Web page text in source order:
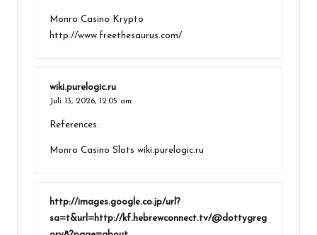
Monro Casino Krypto
http://www.freethesaurus.com/
wiki.purelogic.ru
Juli 13, 2026, 12:05 am
References:
Monro Casino Slots wiki.purelogic.ru
http://images.google.co.jp/url?
sa=t&url=http://kf.hebrewconnect.tv/@dottygreg